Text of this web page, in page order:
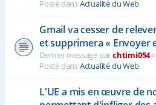
Posté dansActualité du Web
Gmail va cesser de
et supprimera « Envoyer
Dernier message parchtimi054«
Posté dansActualité du Web
L'UE a mis en œuvre de